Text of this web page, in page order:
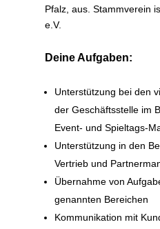
Pfalz, aus. Stammverein
e.V.
Deine Aufgaben:
Unterstützung bei den
der Geschäftsstelle im
Event- und Spieltags-
Unterstützung in den
Vertrieb und
Übernahme von
genannten Bereichen
Kommunikation mit